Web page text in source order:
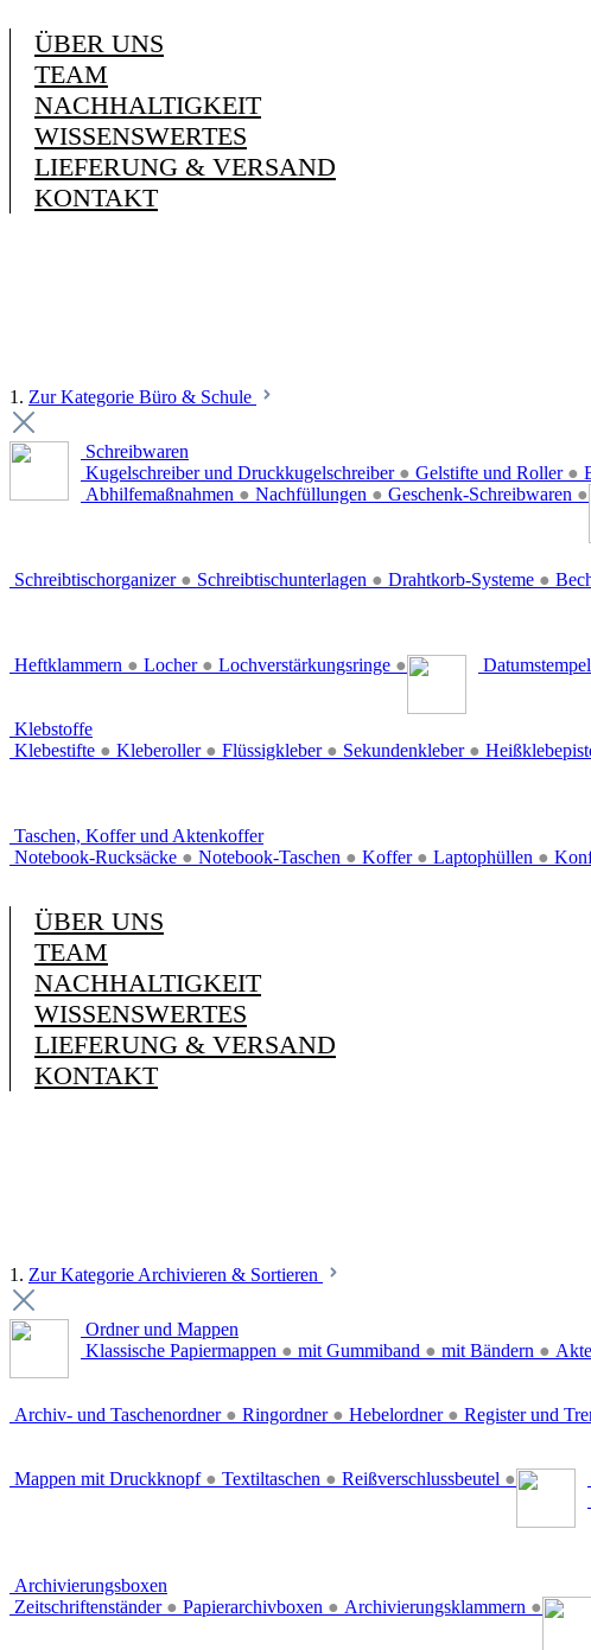
ÜBER UNS
TEAM
NACHHALTIGKEIT
WISSENSWERTES
LIEFERUNG & VERSAND
KONTAKT
1. Zur Kategorie Büro & Schule
Schreibwaren
Kugelschreiber und Druckkugelschreiber ● Gelstifte und Roller ●
Abhilfemaßnahmen ● Nachfüllungen ● Geschenk-Schreibwaren ●
Schreibtischorganizer ● Schreibtischunterlagen ● Drahtkorb-Systeme ●
Heftklammern ● Locher ● Lochverstärkungsringe ●
Datumstempel
Klebstoffe
Klebestifte ● Kleberoller ● Flüssigkleber ● Sekundenkleber ●
Taschen, Koffer und Aktenkoffer
Notebook-Rucksäcke ● Notebook-Taschen ● Koffer ● Laptophüllen ●
ÜBER UNS
TEAM
NACHHALTIGKEIT
WISSENSWERTES
LIEFERUNG & VERSAND
KONTAKT
1. Zur Kategorie Archivieren & Sortieren
Ordner und Mappen
Klassische Papiermappen ● mit Gummiband ● mit Bändern ●
Archiv- und Taschenordner ● Ringordner ● Hebelordner ● Register und
Mappen mit Druckknopf ● Textiltaschen ● Reißverschlussbeutel ●
Archivierungsboxen
Zeitschriftenständer ● Papierarchivboxen ● Archivierungsklammern ●